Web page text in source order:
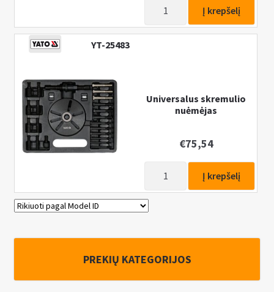
Nuėmėjų
plaktuku
Į krepšelį
YT-25483
Universalus skremulio
nuėmėjas
€75,54
Universalus
skremulio
Į krepšelį
PREKIŲ KATEGORIJOS